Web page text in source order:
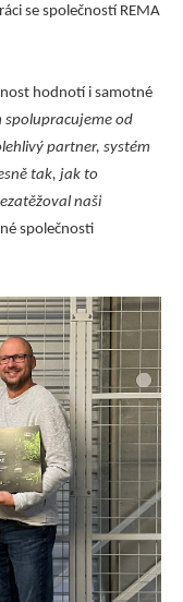
se společností REMA
hodnotí i samotné
spolupracujeme od
partner, systém
tak, jak to
naši
společnosti